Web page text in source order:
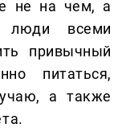
не на чем, а
люди всеми
привычный
питаться,
а также